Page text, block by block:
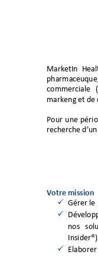
MarketIn
pharmaceutique
commerciale
marketing et de
Pour une
recherche
Votre mission
 Gérer

nos
